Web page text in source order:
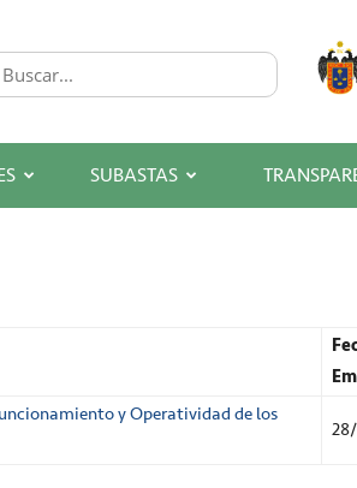
SUBASTAS
y Operatividad de los